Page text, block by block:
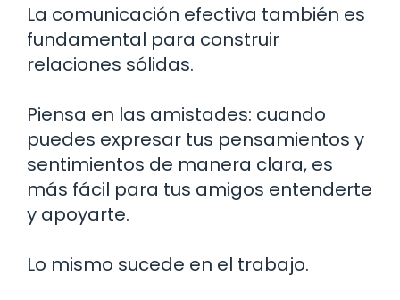
La comunicación efectiva también es
fundamental para construir
relaciones sólidas.
Piensa en las amistades: cuando
puedes expresar tus pensamientos y
sentimientos de manera clara, es
más fácil para tus amigos entenderte
y apoyarte.
Lo mismo sucede en el trabajo.